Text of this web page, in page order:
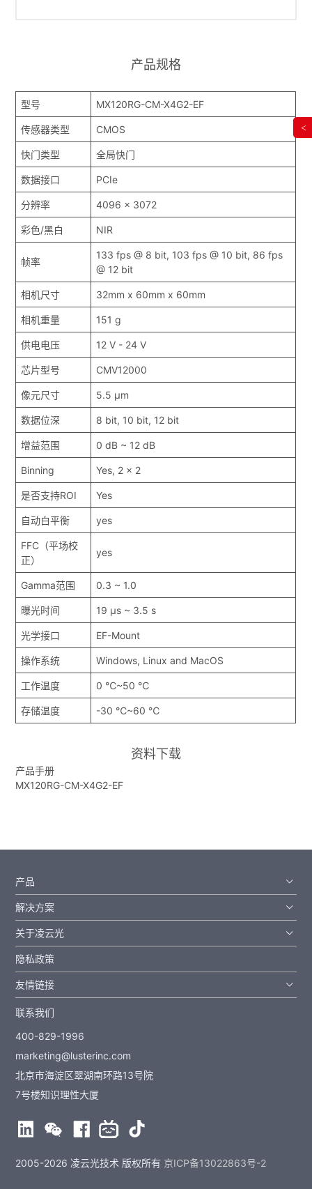
产品规格
型号 MX120RG-CM-X4G2-EF
传感器类型 CMOS
快门类型 全局快门
数据接口 PCIe
分辨率 4096 x 3072
彩色/黑白 NIR
帧率
133 fps @ 8 bit, 103 fps @ 10 bit, 86 fps
@ 12 bit
相机尺寸 32mm x 60mm x 60mm
相机重量 151 g
供电电压 12 V - 24 V
芯片型号 CMV12000
像元尺寸 5.5 μm
数据位深 8 bit, 10 bit, 12 bit
增益范围 0 dB ~ 12 dB
Binning Yes, 2 x 2
是否支持ROI Yes
自动白平衡 yes
FFC（平场校
正）
yes
Gamma范围 0.3 ~ 1.0
曝光时间 19 μs ~ 3.5 s
光学接口 EF-Mount
操作系统 Windows, Linux and MacOS
工作温度 0 ℃~50 ℃
存储温度 -30 ℃~60 ℃
资料下载
产品手册
MX120RG-CM-X4G2-EF
产品
解决方案
关于凌云光
隐私政策
友情链接
联系我们
400-829-1996
marketing@lusterinc.com
北京市海淀区翠湖南环路13号院
7号楼知识理性大厦
2005-2026 凌云光技术 版权所有 京ICP备13022863号-2
<